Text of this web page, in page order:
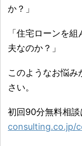
か？」
「住宅ローンを
夫なのか？」
このようなお悩
さい。
初回90分無料相
consulting.co.jp/